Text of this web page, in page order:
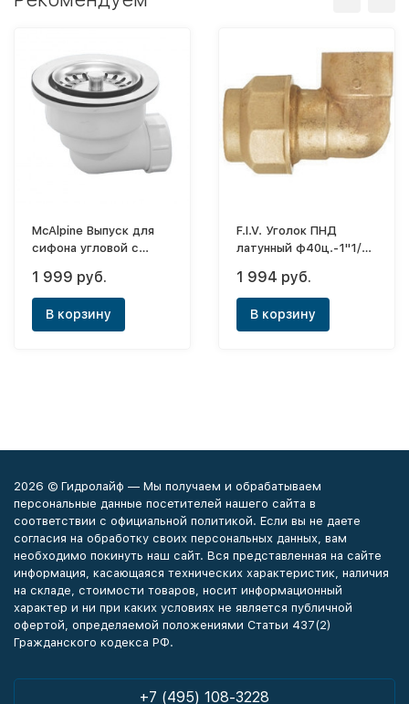
McAlpine Выпуск для
сифона угловой с
113мм
1 999 руб.
В корзину
F.I.V. Уголок ПНД
латунный ф40ц.-1"1/4
1 994 руб.
В корзину
2026 © Гидролайф — Мы получаем и обрабатываем
персональные данные посетителей нашего сайта в
соответствии с официальной политикой. Если вы не даете
согласия на обработку своих персональных данных, вам
необходимо покинуть наш сайт. Вся представленная на сайте
информация, касающаяся технических характеристик, наличия
на складе, стоимости товаров, носит информационный
характер и ни при каких условиях не является публичной
офертой, определяемой положениями Статьи 437(2)
Гражданского кодекса РФ.
+7 (495) 108-3228